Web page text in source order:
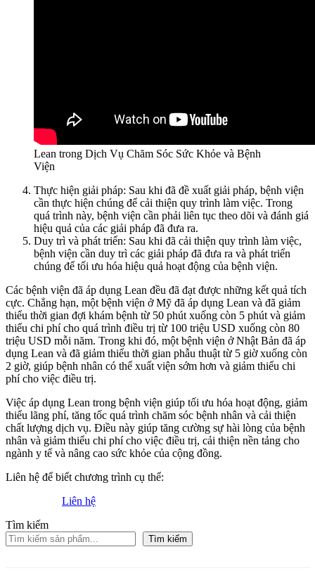
Lean trong Dịch Vụ Chăm Sóc Sức Khỏe và Bệnh
Viện
Thực hiện giải pháp: Sau khi đã đề xuất giải pháp, bệnh viện
cần thực hiện chúng để cải thiện quy trình làm việc. Trong
quá trình này, bệnh viện cần phải liên tục theo dõi và đánh giá
hiệu quả của các giải pháp đã đưa ra.
Duy trì và phát triển: Sau khi đã cải thiện quy trình làm việc,
bệnh viện cần duy trì các giải pháp đã đưa ra và phát triển
chúng để tối ưu hóa hiệu quả hoạt động của bệnh viện.
Các bệnh viện đã áp dụng Lean đều đã đạt được những kết quả tích
cực. Chẳng hạn, một bệnh viện ở Mỹ đã áp dụng Lean và đã giảm
thiểu thời gian đợi khám bệnh từ 50 phút xuống còn 5 phút và giảm
thiểu chi phí cho quá trình điều trị từ 100 triệu USD xuống còn 80
triệu USD mỗi năm. Trong khi đó, một bệnh viện ở Nhật Bản đã áp
dụng Lean và đã giảm thiểu thời gian phẫu thuật từ 5 giờ xuống còn
2 giờ, giúp bệnh nhân có thể xuất viện sớm hơn và giảm thiểu chi
phí cho việc điều trị.
Việc áp dụng Lean trong bệnh viện giúp tối ưu hóa hoạt động, giảm
thiểu lãng phí, tăng tốc quá trình chăm sóc bệnh nhân và cải thiện
chất lượng dịch vụ. Điều này giúp tăng cường sự hài lòng của bệnh
nhân và giảm thiểu chi phí cho việc điều trị, cải thiện nền tảng cho
ngành y tế và nâng cao sức khỏe của cộng đồng.
Liên hệ để biết chương trình cụ thể:
Liên hệ
Tìm kiếm
Tìm kiếm